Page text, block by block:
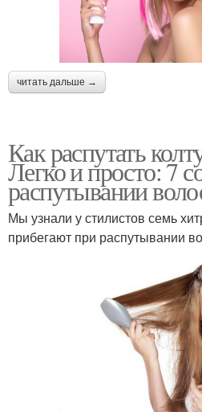
читать дальше →
Как распутать
Легко и просто: 7
распутывании
Мы узнали у стилистов семь
прибегают при распутывании